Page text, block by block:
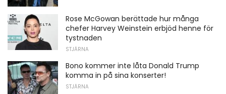
Rose McGowan berättade hur många
chefer Harvey Weinstein erbjöd henne för
tystnaden
STJÄRNA
Bono kommer inte låta Donald Trump
komma in på sina konserter!
STJÄRNA